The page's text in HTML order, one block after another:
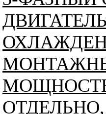
ОТДЕЛЬНО,